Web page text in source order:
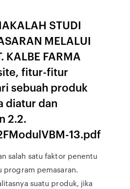
STUDI
MELALUI
KALBE FARMA
fitur-fitur
sebuah produk
diatur dan
2.2.
13.pdf
salah satu faktor penentu
program pemasaran.
suatu produk, jika